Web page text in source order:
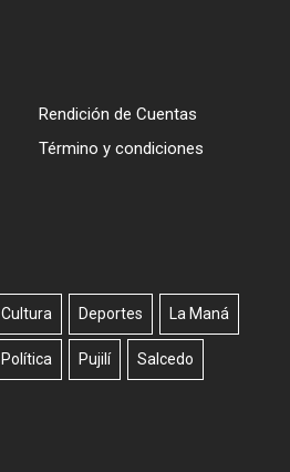
Rendición de Cuentas
Término y condiciones
Cultura Deportes La Maná
Política Pujilí Salcedo